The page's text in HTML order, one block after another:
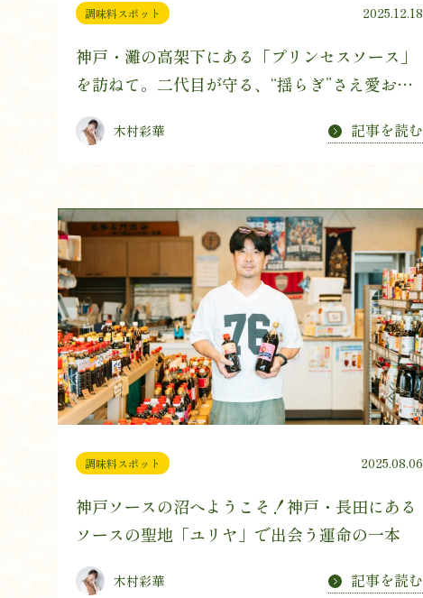
調味料スポット 2025.12.18
神戸・灘の高架下にある「プリンセスソース」
を訪ねて。二代目が守る、“揺らぎ”さえ愛おし
い味の哲学
木村彩華 記事を読む
調味料スポット 2025.08.06
神戸ソースの沼へようこそ！神戸・長田にある
ソースの聖地「ユリヤ」で出会う運命の一本
木村彩華 記事を読む